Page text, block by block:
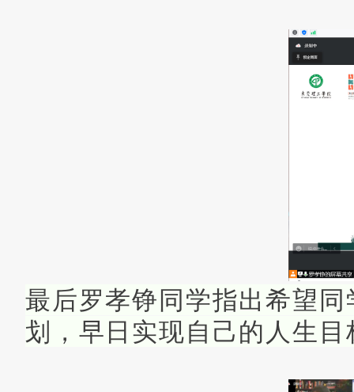
最后罗孝铮同学指出希望
划，早日实现自己的人生目